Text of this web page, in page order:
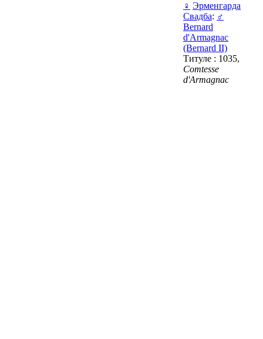
♀ Эрменгарда
Свадба: ♂
Bernard
d'Armagnac
(Bernard II)
Титуле : 1035,
Comtesse
d'Armagnac